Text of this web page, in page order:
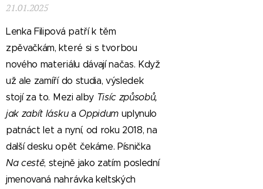
21.01.2025
Lenka Filipová patří k těm
zpěvačkám, které si s tvorbou
nového materiálu dávají načas. Když
už ale zamíří do studia, výsledek
stojí za to. Mezi alby Tisíc způsobů,
jak zabít láskua Oppidum uplynulo
patnáct let a nyní, od roku 2018, na
další desku opět čekáme. Písnička
Na cestě, stejně jako zatím poslední
jmenovaná nahrávka keltských